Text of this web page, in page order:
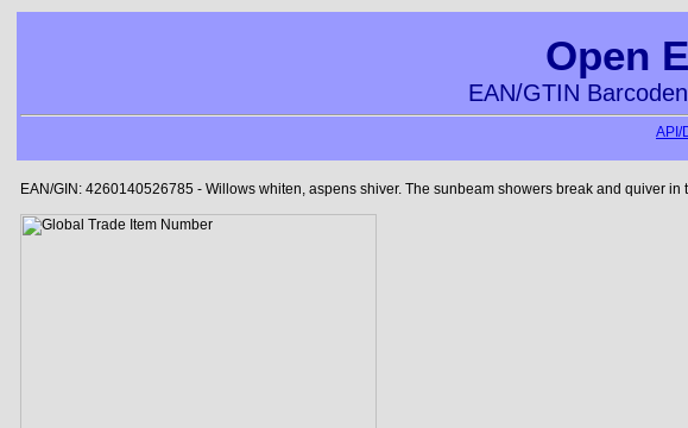
Open
EAN/GTIN
API/
EAN/GIN: 4260140526785 - Willows whiten, aspens shiver. The sunbeam showers break and quiver